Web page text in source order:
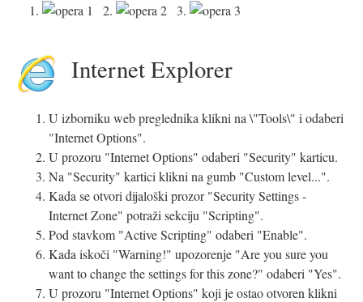
1.
2. 3.
Internet Explorer
U izborniku web preglednika klikni na \"Tools\" i odaberi
"Internet Options".
U prozoru "Internet Options" odaberi "Security" karticu.
Na "Security" kartici klikni na gumb "Custom level...".
Kada se otvori dijaloški prozor "Security Settings -
Internet Zone" potraži sekciju "Scripting".
Pod stavkom "Active Scripting" odaberi "Enable".
Kada iskoči "Warning!" upozorenje "Are you sure you
want to change the settings for this zone?" odaberi "Yes".
U prozoru "Internet Options" koji je ostao otvoren klikni